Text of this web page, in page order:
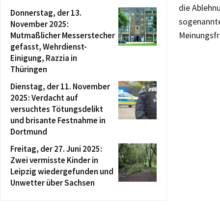
die
Donnerstag, der 13.
November 2025:
Mutmaßlicher Messerstecher
gefasst, Wehrdienst-
Einigung, Razzia in
Thüringen
Dienstag, der 11. November
2025: Verdacht auf
versuchtes Tötungsdelikt
und brisante Festnahme in
Dortmund
Freitag, der 27. Juni 2025:
Zwei vermisste Kinder in
Leipzig wiedergefunden und
Unwetter über Sachsen